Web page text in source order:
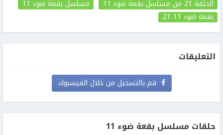
الحلقة 21
من مسلسل بقعة ضوء 11
مسلسل بقعة ضوء 11
بقعة ضوء 11
21
التعليقات
قم بالتسجيل من خلال الفيسبوك
حلقات مسلسل بقعة ضوء 11